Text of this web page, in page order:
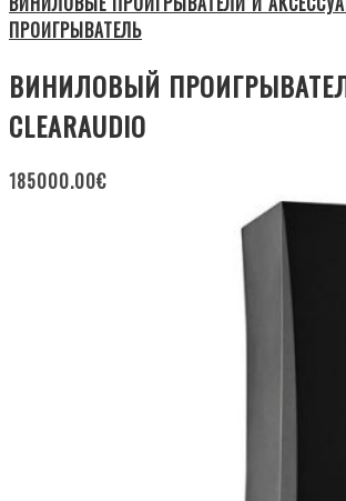
ПРОИГРЫВАТЕЛЬ
ВИНИЛОВЫЙ
CLEARAUDIO
185000.00€